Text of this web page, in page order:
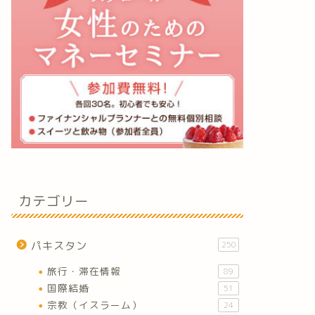
カテゴリー
パキスタン 250
旅行・滞在情報 89
国際結婚 51
宗教（イスラーム） 24